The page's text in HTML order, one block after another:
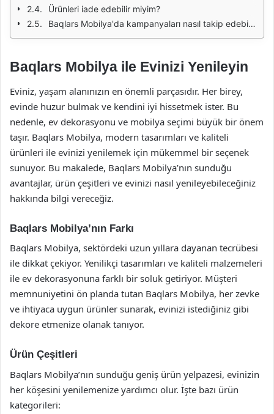
Ürünleri iade edebilir miyim?
Baqlars Mobilya'da kampanyaları nasıl takip edebilirim?
Baqlars Mobilya ile Evinizi Yenileyin
Eviniz, yaşam alanınızın en önemli parçasıdır. Her birey,
evinde huzur bulmak ve kendini iyi hissetmek ister. Bu
nedenle, ev dekorasyonu ve mobilya seçimi büyük bir önem
taşır. Baqlars Mobilya, modern tasarımları ve kaliteli
ürünleri ile evinizi yenilemek için mükemmel bir seçenek
sunuyor. Bu makalede, Baqlars Mobilya’nın sunduğu
avantajlar, ürün çeşitleri ve evinizi nasıl yenileyebileceğiniz
hakkında bilgi vereceğiz.
Baqlars Mobilya’nın Farkı
Baqlars Mobilya, sektördeki uzun yıllara dayanan tecrübesi
ile dikkat çekiyor. Yenilikçi tasarımları ve kaliteli malzemeleri
ile ev dekorasyonuna farklı bir soluk getiriyor. Müşteri
memnuniyetini ön planda tutan Baqlars Mobilya, her zevke
ve ihtiyaca uygun ürünler sunarak, evinizi istediğiniz gibi
dekore etmenize olanak tanıyor.
Ürün Çeşitleri
Baqlars Mobilya’nın sunduğu geniş ürün yelpazesi, evinizin
her köşesini yenilemenize yardımcı olur. İşte bazı ürün
kategorileri: